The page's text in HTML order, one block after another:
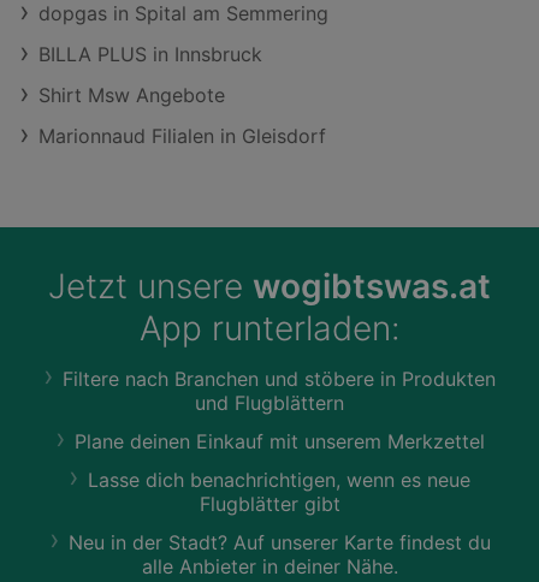
dopgas in Spital am Semmering
BILLA PLUS in Innsbruck
Shirt Msw Angebote
Marionnaud Filialen in Gleisdorf
Jetzt unsere wogibtswas.at
App runterladen:
Filtere nach Branchen und stöbere in Produkten
und Flugblättern
Plane deinen Einkauf mit unserem Merkzettel
Lasse dich benachrichtigen, wenn es neue
Flugblätter gibt
Neu in der Stadt? Auf unserer Karte findest du
alle Anbieter in deiner Nähe.